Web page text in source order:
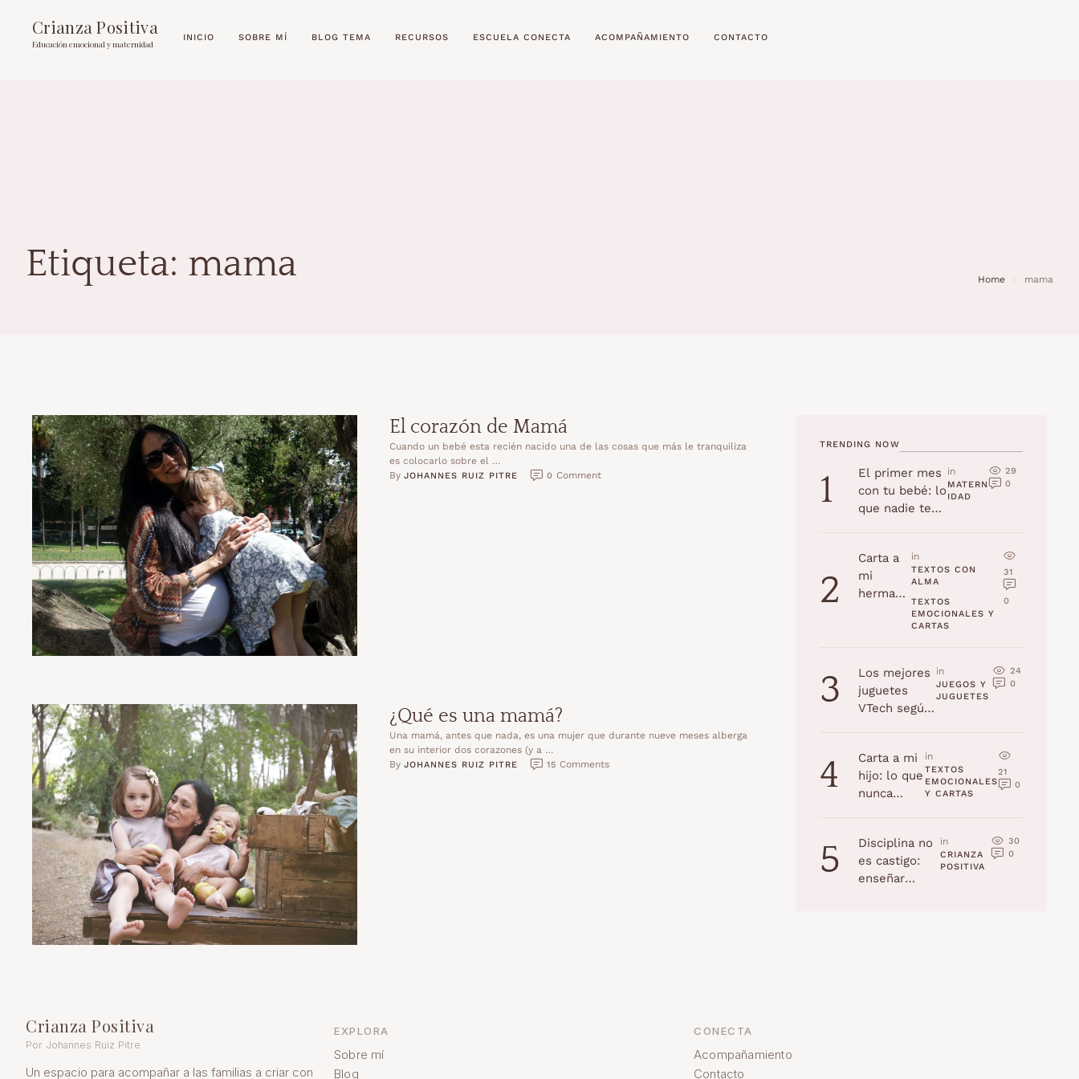
Crianza Positiva
Educación emocional y maternidad
INICIO SOBRE MÍ BLOG TEMA RECURSOS ESCUELA CONECTA ACOMPAÑAMIENTO CONTACTO
Etiqueta: mama Home mama
El corazón de Mamá
Cuando un bebé esta recién nacido una de las cosas que más le tranquiliza
es colocarlo sobre el …
By JOHANNES RUIZ PITRE 0 Comment
¿Qué es una mamá?
Una mamá, antes que nada, es una mujer que durante nueve meses alberga
en su interior dos corazones (y a …
By JOHANNES RUIZ PITRE 15 Comments
TRENDING NOW
1
El primer mes
con tu bebé: lo
que nadie te
in
MATERN
IDAD
29
0
2
Carta a
mi
hermana
in
TEXTOS CON
ALMA
TEXTOS
EMOCIONALES Y
CARTAS
31
0
3
Los mejores
juguetes
VTech según
2025)
in
JUEGOS Y
JUGUETES
24
0
4
Carta a mi
hijo: lo que
nunca
jamás
olvidaré
in
TEXTOS
EMOCIONALES
Y CARTAS
21
0
5
Disciplina no
es castigo:
enseñar
in
CRIANZA
POSITIVA
30
0
Crianza Positiva
Por Johannes Ruiz Pitre
Un espacio para acompañar a las familias a criar con
EXPLORA
Sobre mí
Blog
CONECTA
Acompañamiento
Contacto